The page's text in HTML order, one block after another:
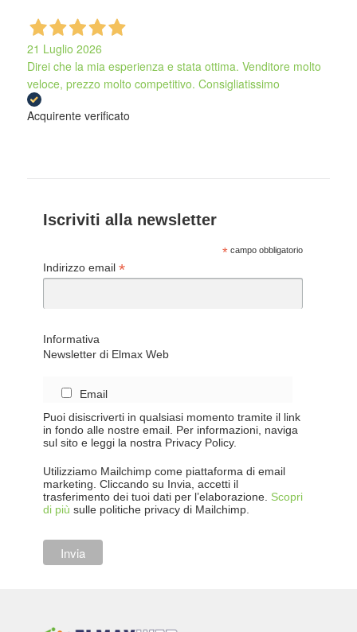
21 Luglio 2026
Direi che la mia esperienza e stata ottima. Venditore molto
veloce, prezzo molto competitivo. Consigliatissimo
Acquirente verificato
Iscriviti alla newsletter
* campo obbligatorio
Indirizzo email *
Informativa
Newsletter di Elmax Web
Email
Puoi disiscriverti in qualsiasi momento tramite il link
in fondo alle nostre email. Per informazioni, naviga
sul sito e leggi la nostra Privacy Policy.
Utilizziamo Mailchimp come piattaforma di email
marketing. Cliccando su Invia, accetti il
trasferimento dei tuoi dati per l’elaborazione. Scopri
di più sulle politiche privacy di Mailchimp.